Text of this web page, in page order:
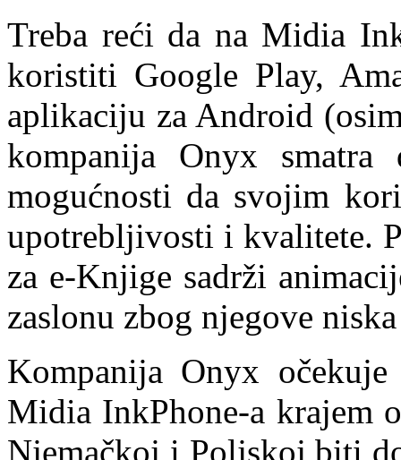
Treba reći da na Midia
koristiti Google Play,
aplikaciju za Android
kompanija Onyx
mogućnosti da svojim
upotrebljivosti i kvalitete.
za e-Knjige sadrži
zaslonu zbog njegove
Kompanija Onyx
Midia InkPhone-a krajem
Njemačkoj i Poljskoj biti